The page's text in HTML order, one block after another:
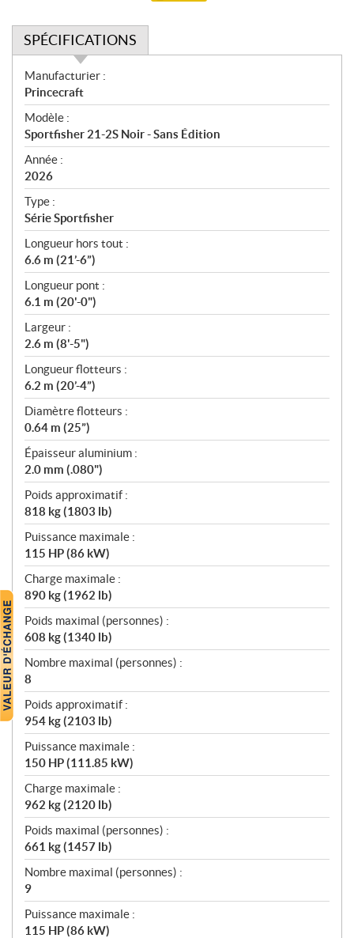
SPÉCIFICATIONS
S
p
é
c
i
f
i
c
a
t
i
o
n
s
Manufacturier :
Princecraft
Modèle :
Sportfisher 21-2S Noir - Sans Édition
Année :
2026
Type :
Série Sportfisher
Longueur hors tout :
6.6 m (21’-6”)
Longueur pont :
6.1 m (20'-0")
Largeur :
2.6 m (8'-5")
Longueur flotteurs :
6.2 m (20’-4”)
Diamètre flotteurs :
0.64 m (25”)
Épaisseur aluminium :
2.0 mm (.080")
Poids approximatif :
818 kg (1803 lb)
Puissance maximale :
115 HP (86 kW)
Charge maximale :
890 kg (1962 lb)
Poids maximal (personnes) :
608 kg (1340 lb)
Nombre maximal (personnes) :
8
Poids approximatif :
954 kg (2103 lb)
Puissance maximale :
150 HP (111.85 kW)
Charge maximale :
962 kg (2120 lb)
Poids maximal (personnes) :
661 kg (1457 lb)
Nombre maximal (personnes) :
9
Puissance maximale :
115 HP (86 kW)